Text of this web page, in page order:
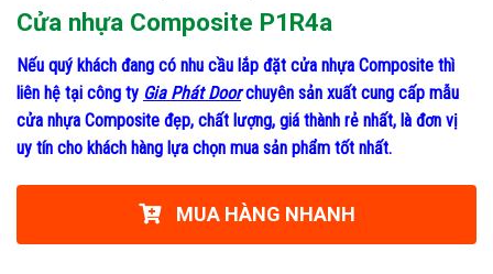
Cửa nhựa Composite P1R4a
Nếu quý khách đang có nhu cầu lắp đặt cửa nhựa Composite thì
liên hệ tại công ty Gia Phát Doorchuyên sản xuất cung cấp mẫu
cửa nhựa Composite đẹp, chất lượng, giá thành rẻ nhất, là đơn vị
uy tín cho khách hàng lựa chọn mua sản phẩm tốt nhất.
MUA HÀNG NHANH